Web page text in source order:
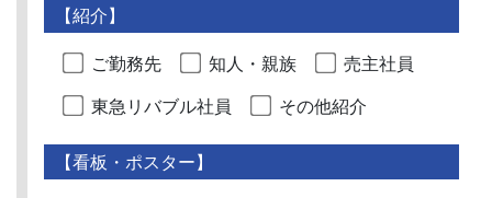
【紹介】
ご勤務先 知人・親族
売主社員
東急リバブル社員
その他紹介
【看板・ポスター】